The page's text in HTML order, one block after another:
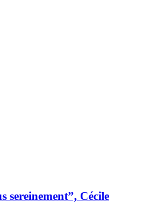
sereinement”, Cécile